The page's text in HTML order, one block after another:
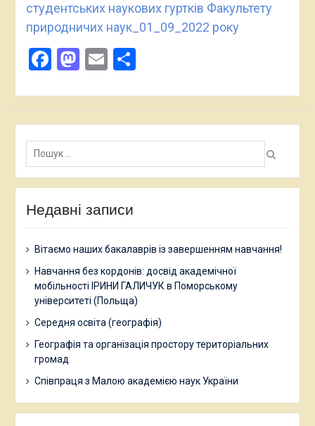
студентських наукових гуртків Факультету
природничих наук_01_09_2022 року
Facebook
Mastodon
EmailПоділитися
Пошук:
Недавні записи
Вітаємо наших бакалаврів із завершенням навчання!
Навчання без кордонів: досвід академічної
мобільності ІРИНИ ГАЛИЧУК в Поморському
університеті (Польща)
Середня освіта (географія)
Географія та організація простору територіальних
громад
Співпраця з Малою академією наук України